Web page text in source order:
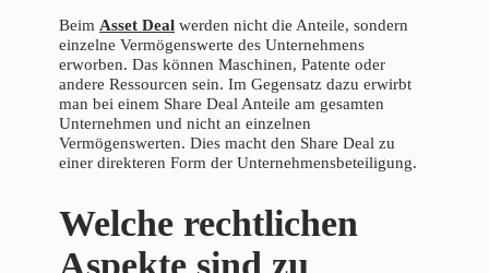
Beim Asset Deal werden nicht die Anteile, sondern
einzelne Vermögenswerte des Unternehmens
erworben. Das können Maschinen, Patente oder
andere Ressourcen sein. Im Gegensatz dazu erwirbt
man bei einem Share Deal Anteile am gesamten
Unternehmen und nicht an einzelnen
Vermögenswerten. Dies macht den Share Deal zu
einer direkteren Form der Unternehmensbeteiligung.
Welche rechtlichen